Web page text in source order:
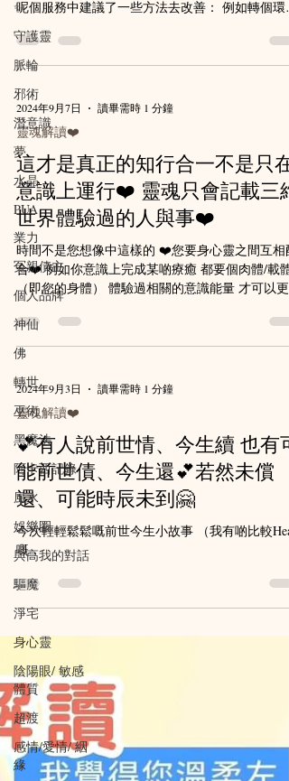
✨
守護靈
脈輪
邪術
潛意識
夢
水晶
PUA
業力
冤親債主
個人品牌
神仙
佛
轉世
巫術
黑魔法
阿卡西記錄
風水
娛樂圈
與高我的對話
驅魔
淨宅
身心靈
陰陽眼/ 敏感
體質
超渡
感情/愛情/ 絪
緣
呢個服務中建議了一些方法去改善： 例如轉個環境
要完全去大自然跑步、 🙌客人好叻叻冇轉一個大地
方去做運動、只是面對一棵樹去跳繩，已有其功
效，點知膝頭冇傷🌟...
2024年9月7日 讀畢需時 1 分鐘
靈魂解讀❤️
這才是真正的知行合一不是只在
意識上運行❤️ 靈魂只會記載三維
世界體驗過的人與事❤️
時間不是您想像中這樣的 ❤️您要身心靈之間互相配
合❤️ 例如你意識上完成某啲療癒 都要個肉體/載體
（即您的身體） 體驗過相關的意識能量 才可以更
易推動實相發展 當你離世了的時候 ✨靈魂不會記
只在意識發生的事✨ ❤️只會記載三維世界體驗過的
人與事❤️...
2024年9月3日 讀畢需時 1 分鐘
靈魂解讀❤️
💕有人說前世情、今生續 也有可
能前世債、今生還💕若然未償
還、可能時辰未到🤗
今次輕輕鬆鬆嘅前世今生小故事 （我有啲比較
嘅，